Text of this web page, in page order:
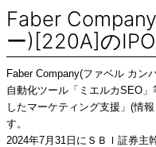
Faber
ー)[220A]の
Faber Company(ファベル カン
自動化ツール「ミエルカSEO
したマーケティング支援」(情
す。
2024年7月31日にＳＢＩ証券主